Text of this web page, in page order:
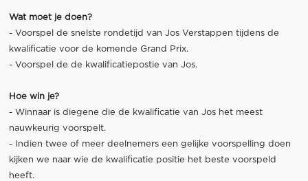
Wat moet je doen?
- Voorspel de snelste rondetijd van Jos Verstappen tijdens de
kwalificatie voor de komende Grand Prix.
- Voorspel de de kwalificatiepostie van Jos.
Hoe win je?
- Winnaar is diegene die de kwalificatie van Jos het meest
nauwkeurig voorspelt.
- Indien twee of meer deelnemers een gelijke voorspelling doen
kijken we naar wie de kwalificatie positie het beste voorspeld
heeft.